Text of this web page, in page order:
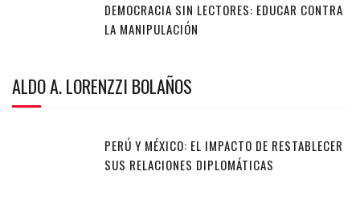
DEMOCRACIA SIN LECTORES: EDUCAR CONTRA
LA MANIPULACIÓN
ALDO A. LORENZZI BOLAÑOS
PERÚ Y MÉXICO: EL IMPACTO DE RESTABLECER
SUS RELACIONES DIPLOMÁTICAS